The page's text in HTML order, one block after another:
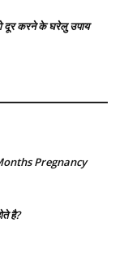
दूर करने के घरेलु उपाय
Months Pregnancy
है?